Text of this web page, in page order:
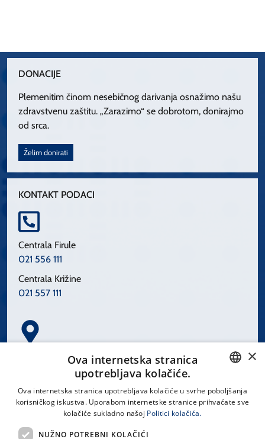
DONACIJE
Plemenitim činom nesebičnog darivanja osnažimo našu
zdravstvenu zaštitu. „Zarazimo“ se dobrotom, donirajmo
od srca.
Želim donirati
KONTAKT PODACI
Centrala Firule
021 556 111
Centrala Križine
021 557 111
Spinčićeva 1, 21000 Split
CROATIAN
×
Ova internetska stranica
upotrebljava kolačiće.
Ova internetska stranica upotrebljava kolačiće u svrhe poboljšanja
korisničkog iskustva. Uporabom internetske stranice prihvaćate sve
kolačiće sukladno našoj Politici kolačića.
NUŽNO POTREBNI KOLAČIĆI